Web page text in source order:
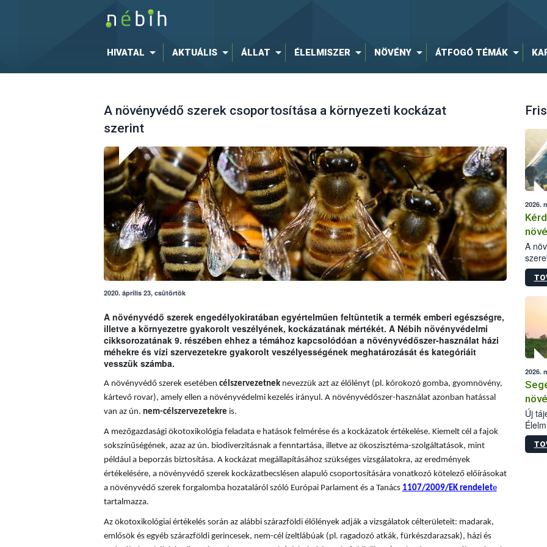
HIVATAL AKTUÁLIS ÁLLAT ÉLELMISZER NÖVÉNY ÁTFOGÓ TÉMÁK
A növényvédő szerek csoportosítása a környezeti kockázat
szerint
2020. április 23, csütörtök
A növényvédő szerek engedélyokiratában egyértelműen feltüntetik a termék emberi egészségre,
illetve a környezetre gyakorolt veszélyének, kockázatának mértékét. A Nébih növényvédelmi
cikksorozatának 9. részében ehhez a témához kapcsolódóan a növényvédőszer-használat házi
méhekre és vízi szervezetekre gyakorolt veszélyességének meghatározását és kategóriáit
vesszük számba.
A növényvédő szerek esetében célszervezetneknevezzük azt az élőlényt (pl. kórokozó gomba, gyomnövény,
kártevő rovar), amely ellen a növényvédelmi kezelés irányul. A növényvédőszer-használat azonban hatással
van az ún. nem-célszervezetekre is.
A mezőgazdasági ökotoxikológia feladata e hatások felmérése és a kockázatok értékelése. Kiemelt cél a fajok
sokszínűségének, azaz az ún. biodiverzitásnak a fenntartása, illetve az ökoszisztéma-szolgáltatások, mint
például a beporzás biztosítása. A kockázat megállapításához szükséges vizsgálatokra, az eredmények
értékelésére, a növényvédő szerek kockázatbecslésen alapuló csoportosítására vonatkozó kötelező előírásokat
a növényvédő szerek forgalomba hozataláról szóló Európai Parlament és a Tanács 1107/2009/EK rendelete
tartalmazza.
Az ökotoxikológiai értékelés során az alábbi szárazföldi élőlények adják a vizsgálatok célterületeit: madarak,
emlősök és egyéb szárazföldi gerincesek, nem-cél ízeltlábúak (pl. ragadozó atkák, fürkészdarazsak), házi és
2026.
A
kis
2026.
Új